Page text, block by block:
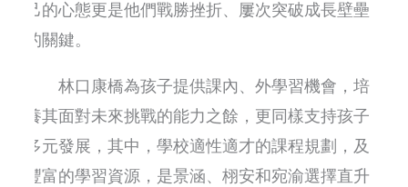
己的心態更是他們戰勝挫折、屢次突破成長壁壘
的關鍵。
林口康橋為孩子提供課內、外學習機會，培
養其面對未來挑戰的能力之餘，更同樣支持孩子
多元發展，其中，學校適性適才的課程規劃，及
豐富的學習資源，是景涵、栩安和宛渝選擇直升